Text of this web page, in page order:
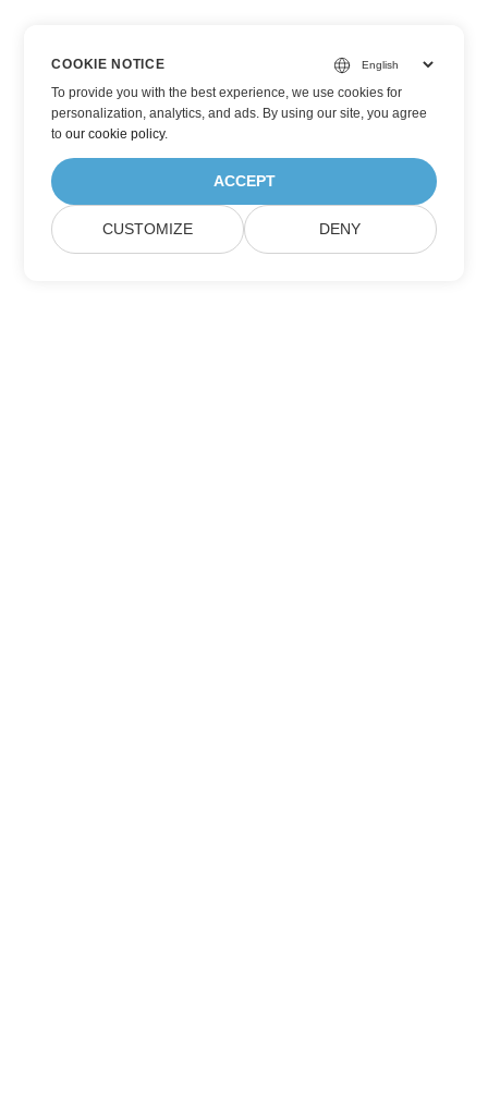
COOKIE NOTICE
To provide you with the best experience, we use cookies for
personalization, analytics, and ads. By using our site, you agree
toour cookie policy.
ACCEPT
CUSTOMIZE DENY